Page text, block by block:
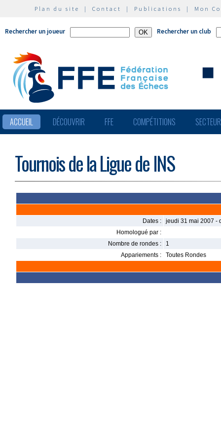
Plan du site | Contact | Publications | Mon
Rechercher un joueur Rechercher un club
ACCUEIL DÉCOUVRIR FFE COMPÉTITIONS
Tournois de la Ligue de INS
Dates :
jeudi 31 mai 2007 -
Homologué par :
Nombre de rondes :
1
Appariements :
Toutes Rondes